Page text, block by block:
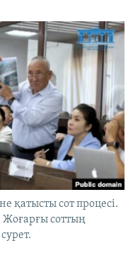
қатысты сот процесі.
соттың